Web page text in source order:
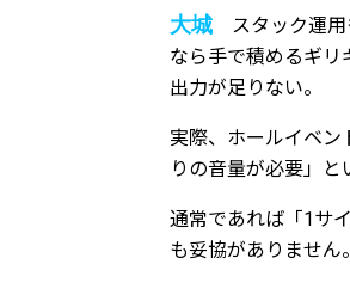
大城 スタック運用
なら手で積めるギリ
出力が足りない。
実際、ホールイベン
りの音量が必要」と
通常であれば「1サ
も妥協がありません。